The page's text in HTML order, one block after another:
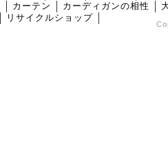
カーテン カーディガンの相性
リサイクルショップ